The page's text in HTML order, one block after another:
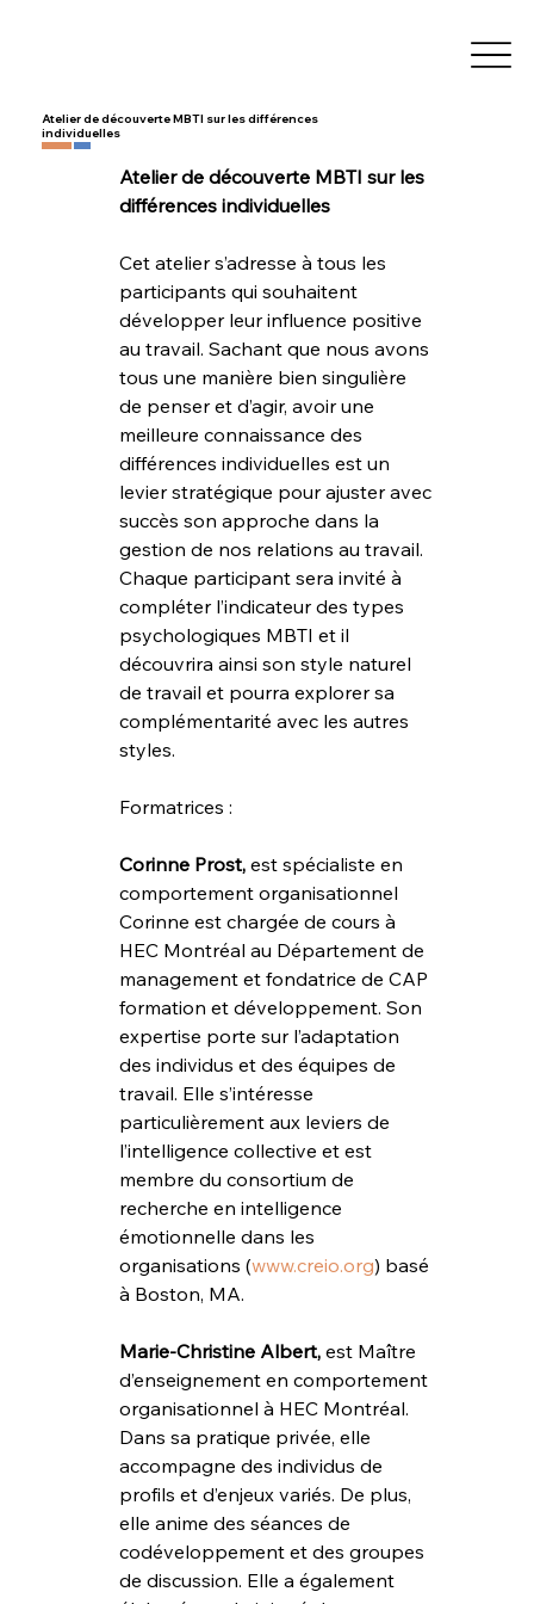
Atelier de découverte MBTI sur les différences
individuelles
Atelier de découverte MBTI sur les
différences individuelles
Cet atelier s’adresse à tous les
participants qui souhaitent
développer leur influence positive
au travail. Sachant que nous avons
tous une manière bien singulière
de penser et d’agir, avoir une
meilleure connaissance des
différences individuelles est un
levier stratégique pour ajuster avec
succès son approche dans la
gestion de nos relations au travail.
Chaque participant sera invité à
compléter l’indicateur des types
psychologiques MBTI et il
découvrira ainsi son style naturel
de travail et pourra explorer sa
complémentarité avec les autres
styles.
Formatrices :
Corinne Prost, est spécialiste en
comportement organisationnel
Corinne est chargée de cours à
HEC Montréal au Département de
management et fondatrice de CAP
formation et développement. Son
expertise porte sur l’adaptation
des individus et des équipes de
travail. Elle s’intéresse
particulièrement aux leviers de
l’intelligence collective et est
membre du consortium de
recherche en intelligence
émotionnelle dans les
organisations (www.creio.org) basé
à Boston, MA.
Marie-Christine Albert, est Maître
d’enseignement en comportement
organisationnel à HEC Montréal.
Dans sa pratique privée, elle
accompagne des individus de
profils et d’enjeux variés. De plus,
elle anime des séances de
codéveloppement et des groupes
de discussion. Elle a également